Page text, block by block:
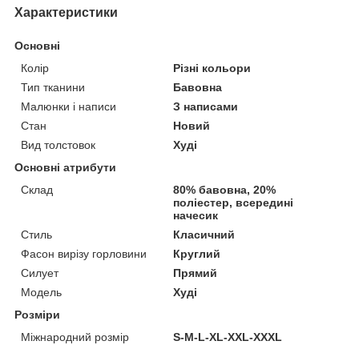
Характеристики
Основні
Колір
Різні кольори
Тип тканини
Бавовна
Малюнки і написи
З написами
Стан
Новий
Вид толстовок
Худі
Основні атрибути
Склад
80% бавовна, 20%
поліестер, всередині
начесик
Стиль
Класичний
Фасон вирізу горловини
Круглий
Силует
Прямий
Модель
Худі
Розміри
Міжнародний розмір
S-M-L-XL-XXL-XXXL